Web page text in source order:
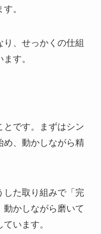
。
、せっかくの仕組
す。
とです。まずはシン
め、動かしながら精
した取り組みで「完
かしながら磨いて
います。